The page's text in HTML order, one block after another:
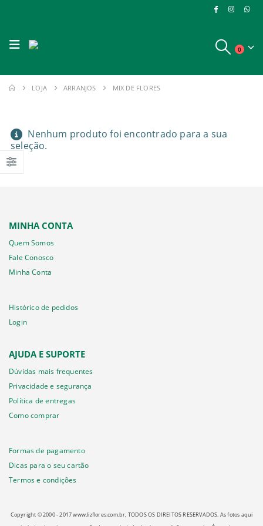
0
LOJA ARRANJOS MIX DE FLORES
Nenhum produto foi encontrado para a sua
seleção.
MINHA CONTA
Quem Somos
Fale Conosco
Minha Conta
Histórico de pedidos
Login
AJUDA E SUPORTE
Dúvidas mais frequentes
Privacidade e segurança
Política de entregas
Como comprar
Formas de pagamento
Dicas para o seu cartão
Termos e condições
Copyright © 2000 - ­2017 www.lizflores.com.br, TODOS OS DIREITOS RESERVADOS. As fotos aqui